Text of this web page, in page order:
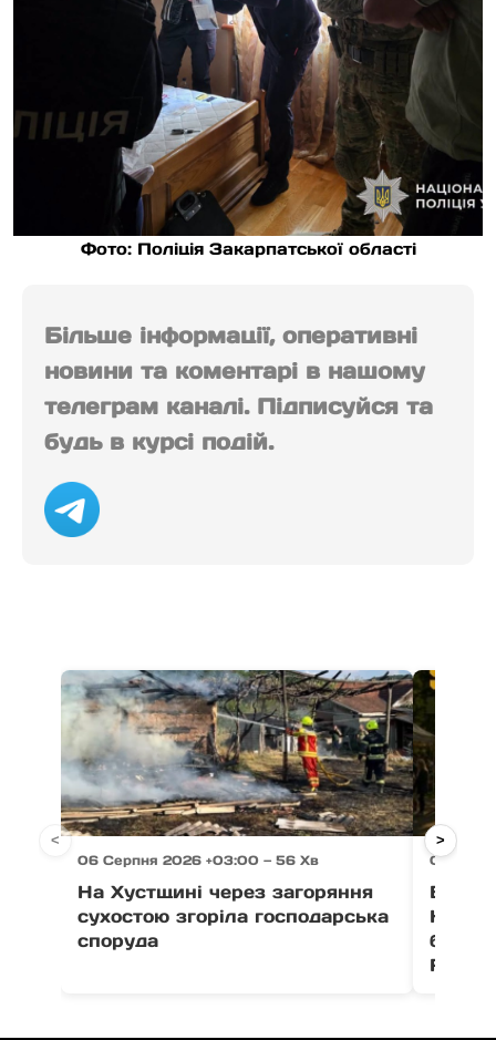
Фото: Поліція Закарпатської області
Більше інформації, оперативні
новини та коментарі в нашому
телеграм каналі. Підписуйся та
будь в курсі подій.
06 Серпня 2026 +03:00 — 56 Хв
На Хустщині через загоряння
сухостою згоріла господарська
споруда
06
В
Fest
< >